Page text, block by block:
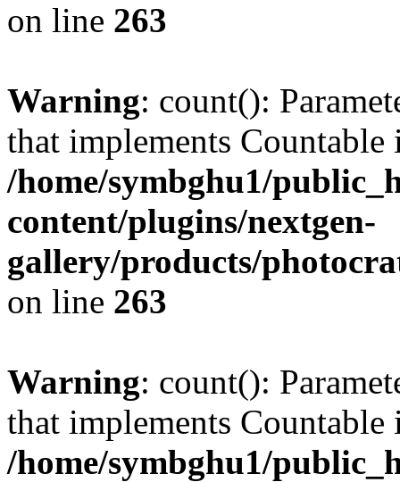
on line 263
Warning: count():
that implements Countable
/home/symbghu1/
content/plugins/nextgen-
gallery/products/
on line 263
Warning: count():
that implements Countable
/home/symbghu1/